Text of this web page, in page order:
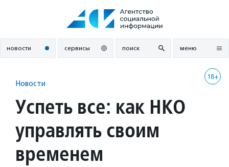
новости сервисы поиск меню
18+
Новости
Успеть все: как НКО
управлять своим
временем